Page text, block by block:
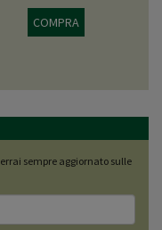
COMPRA
sempre aggiornato sulle